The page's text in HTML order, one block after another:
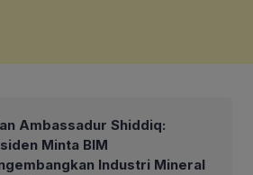
Ambassadur Shiddiq:
Minta BIM
Industri Mineral